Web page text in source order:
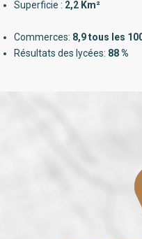
Superficie : 2,2 Km²
Commerces: 8,9 tous les
Résultats des lycées: 88 %